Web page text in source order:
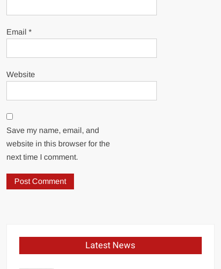
Email*
Website
Save my name, email, and
website in this browser for the
next time I comment.
Latest News